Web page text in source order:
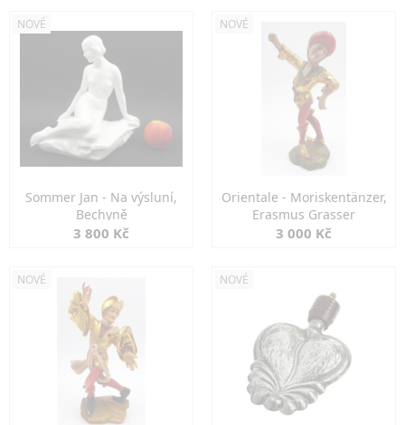
NOVÉ
Sommer Jan - Na výsluní,
Bechyně
3 800 Kč
NOVÉ
Orientale - Moriskentänzer,
Erasmus Grasser
3 000 Kč
NOVÉ NOVÉ